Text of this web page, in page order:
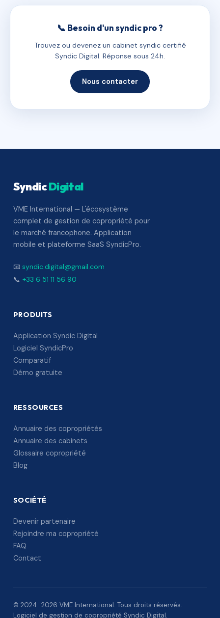
📞 Besoin d'un syndic pro ?
Trouvez ou devenez un cabinet syndic certifié
Syndic Digital. Réponse sous 24h.
Nous contacter
SyndicDigital
VME International — L'écosystème
complet de gestion de copropriété pour
le marché francophone. Application
mobile et plateforme SaaS SyndicPro.
📧 syndic.digital@gmail.com
📞 +33 6 51 11 56 90
PRODUITS
Application Syndic Digital
Logiciel SyndicPro
Comparatif
Démo gratuite
RESSOURCES
Annuaire des copropriétés
Annuaire des cabinets
Glossaire copropriété
Blog
SOCIÉTÉ
Devenir partenaire
Rejoindre ma copropriété
FAQ
Contact
© 2024–2026 VME International. Tous droits réservés.
Logiciel de gestion de copropriété Syndic Digital.